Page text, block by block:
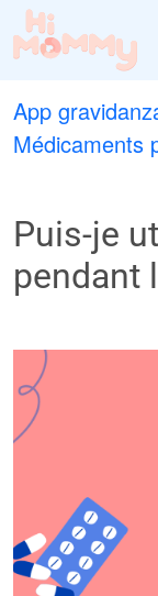
App
Médicaments
Puis-je
pendant